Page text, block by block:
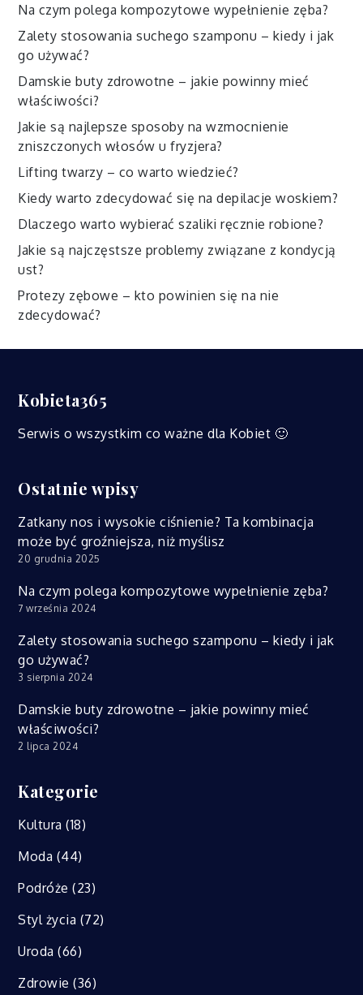
Na czym polega kompozytowe wypełnienie zęba?
Zalety stosowania suchego szamponu – kiedy i jak
go używać?
Damskie buty zdrowotne – jakie powinny mieć
właściwości?
Jakie są najlepsze sposoby na wzmocnienie
zniszczonych włosów u fryzjera?
Lifting twarzy – co warto wiedzieć?
Kiedy warto zdecydować się na depilacje woskiem?
Dlaczego warto wybierać szaliki ręcznie robione?
Jakie są najczęstsze problemy związane z kondycją
ust?
Protezy zębowe – kto powinien się na nie
zdecydować?
Kobieta365
Serwis o wszystkim co ważne dla Kobiet 🙂
Ostatnie wpisy
Zatkany nos i wysokie ciśnienie? Ta kombinacja
może być groźniejsza, niż myślisz
20 grudnia 2025
Na czym polega kompozytowe wypełnienie zęba?
7 września 2024
Zalety stosowania suchego szamponu – kiedy i jak
go używać?
3 sierpnia 2024
Damskie buty zdrowotne – jakie powinny mieć
właściwości?
2 lipca 2024
Kategorie
Kultura (18)
Moda (44)
Podróże (23)
Styl życia (72)
Uroda (66)
Zdrowie (36)